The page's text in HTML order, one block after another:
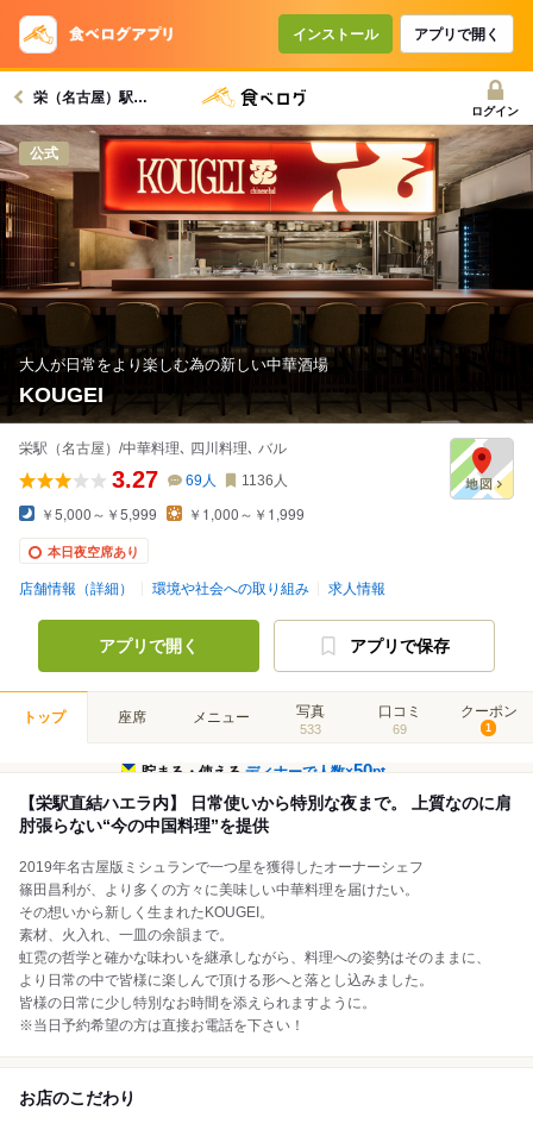
インストール アプリで開く
栄（名古屋）駅グルメへ
ログイン
公式
大人が日常をより楽しむ為の新しい中華酒場
KOUGEI
栄駅（名古屋）/中華料理､ 四川料理､ バル
3.27 69人 1136 人
￥5,000～￥5,999 ￥1,000～￥1,999
本日夜空席あり
店舗情報（詳細） 環境や社会への取り組み 求人情報
アプリで開く アプリで保存
トップ 座席 メニュー 写真
533
口コミ
69
クーポン
1
貯まる・使えるディナーで人数×50pt
【栄駅直結ハエラ内】 日常使いから特別な夜まで。 上質なのに肩
肘張らない“今の中国料理”を提供
2019年名古屋版ミシュランで一つ星を獲得したオーナーシェフ
篠田昌利が、より多くの方々に美味しい中華料理を届けたい。
その想いから新しく生まれたKOUGEI。
素材、火入れ、一皿の余韻まで。
虹霓の哲学と確かな味わいを継承しながら、料理への姿勢はそのままに、
より日常の中で皆様に楽しんで頂ける形へと落とし込みました。
皆様の日常に少し特別なお時間を添えられますように。
※当日予約希望の方は直接お電話を下さい！
お店のこだわり
コースで使えるクーポン
戻る
クーポンを利用せず予約する